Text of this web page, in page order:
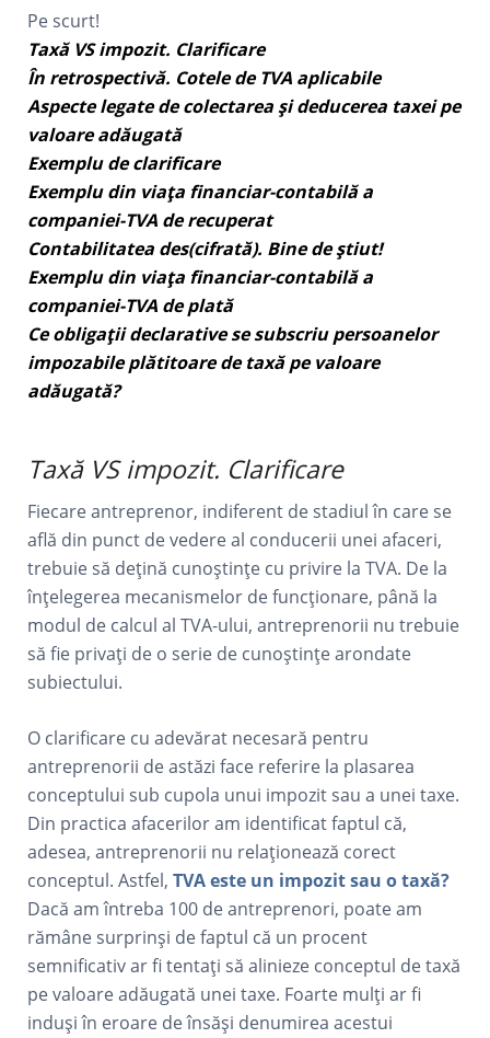
Pe scurt!
Taxă VS impozit. Clarificare
În retrospectivă. Cotele de TVA aplicabile
Aspecte legate de colectarea și deducerea taxei pe
valoare adăugată
Exemplu de clarificare
Exemplu din viața financiar-contabilă a
companiei-TVA de recuperat
Contabilitatea des(cifrată). Bine de știut!
Exemplu din viața financiar-contabilă a
companiei-TVA de plată
Ce obligații declarative se subscriu persoanelor
impozabile plătitoare de taxă pe valoare
adăugată?
Taxă VS impozit. Clarificare
Fiecare antreprenor, indiferent de stadiul în care se
află din punct de vedere al conducerii unei afaceri,
trebuie să dețină cunoștințe cu privire la TVA. De la
înțelegerea mecanismelor de funcționare, până la
modul de calcul al TVA-ului, antreprenorii nu trebuie
să fie privați de o serie de cunoștințe arondate
subiectului.
O clarificare cu adevărat necesară pentru
antreprenorii de astăzi face referire la plasarea
conceptului sub cupola unui impozit sau a unei taxe.
Din practica afacerilor am identificat faptul că,
adesea, antreprenorii nu relaționează corect
conceptul. Astfel,TVA este un impozit sau o taxă?
Dacă am întreba 100 de antreprenori, poate am
rămâne surprinși de faptul că un procent
semnificativ ar fi tentați să alinieze conceptul de taxă
pe valoare adăugată unei taxe. Foarte mulți ar fi
induși în eroare de însăși denumirea acestui